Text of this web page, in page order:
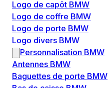
Logo de capôt BMW
Logo de coffre BMW
Logo de porte BMW
Logo divers BMW
Personnalisation BMW
Antennes BMW
Baguettes de porte BMW